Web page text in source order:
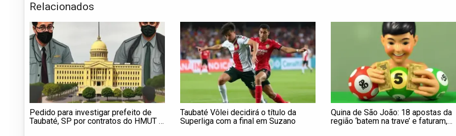
Relacionados
Pedido para investigar prefeito de
Taubaté, SP por contratos do HMUT é
Taubaté Vôlei decidirá o título da
Superliga com a final em Suzano
Quina de São João: 18 apostas da
região ‘batem na trave’ e faturam,